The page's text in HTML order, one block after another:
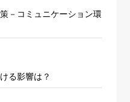
－コミュニケーション環
る影響は？